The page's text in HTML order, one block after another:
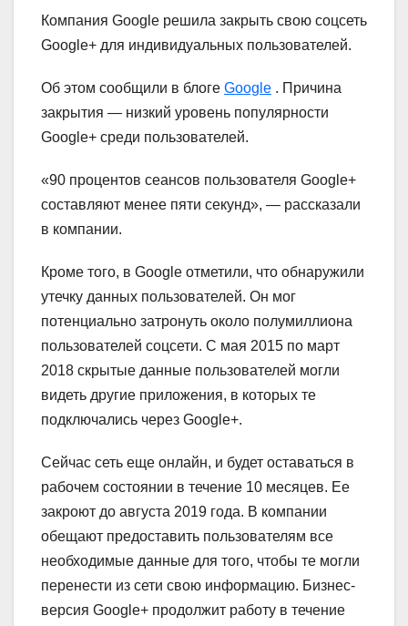
Компания Google решила закрыть свою соцсеть
Google+ для индивидуальных пользователей.
Об этом сообщили в блоге Google . Причина
закрытия — низкий уровень популярности
Google+ среди пользователей.
«90 процентов сеансов пользователя Google+
составляют менее пяти секунд», — рассказали
в компании.
Кроме того, в Google отметили, что обнаружили
утечку данных пользователей. Он мог
потенциально затронуть около полумиллиона
пользователей соцсети. С мая 2015 по март
2018 скрытые данные пользователей могли
видеть другие приложения, в которых те
подключались через Google+.
Сейчас сеть еще онлайн, и будет оставаться в
рабочем состоянии в течение 10 месяцев. Ее
закроют до августа 2019 года. В компании
обещают предоставить пользователям все
необходимые данные для того, чтобы те могли
перенести из сети свою информацию. Бизнес-
версия Google+ продолжит работу в течение